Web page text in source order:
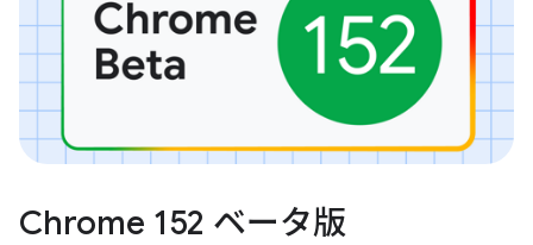
Chrome 152 ベータ版